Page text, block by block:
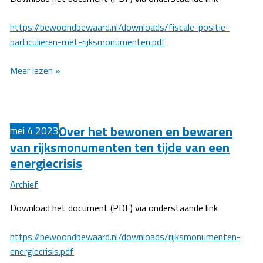
https://bewoondbewaard.nl/downloads/fiscale-positie-
particulieren-met-rijksmonumenten.pdf
Box
particuliere
monumenten
Meer lezen »
mei 4 2023Over het bewonen en bewaren
van rijksmonumenten ten tijde van een
energiecrisis
Archief
Download het document (PDF) via onderstaande link
https://bewoondbewaard.nl/downloads/rijksmonumenten-
energiecrisis.pdf